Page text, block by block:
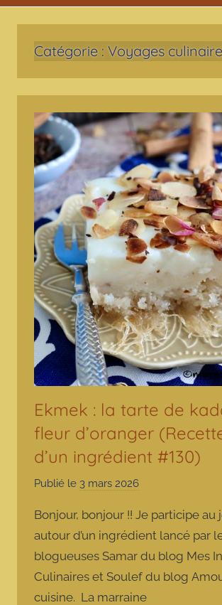
Catégorie : Voyages
Ekmek : la tarte de
fleur d’oranger
d’un ingrédient #130)
Publié le 3 mars 2026
r
m
a
r
m
Bonjour, bonjour !! Je participe au
autour d’un ingrédient lancé par
blogueuses Samar du blog Mes
Culinaires et Soulef du blog
cuisine. La marraine